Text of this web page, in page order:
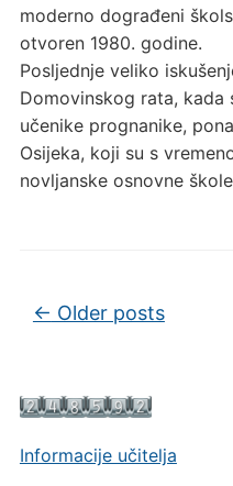
Informacije učitelja
moderno dograđeni
otvoren 1980. godine.
Posljednje veliko
Domovinskog rata,
učenike prognanike,
Osijeka, koji su s
novljanske osnovne
Post navigation
← Older posts